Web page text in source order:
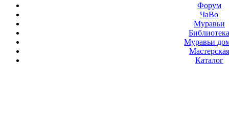
Форум
ЧаВо
Муравьи
Муравьи
Мастерская
Каталог